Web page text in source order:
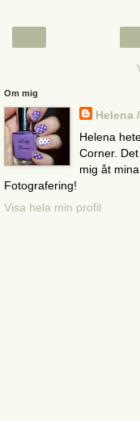
Om mig
Helena
Helena
Corner.
mig åt
Fotografering!
Visa hela min profil